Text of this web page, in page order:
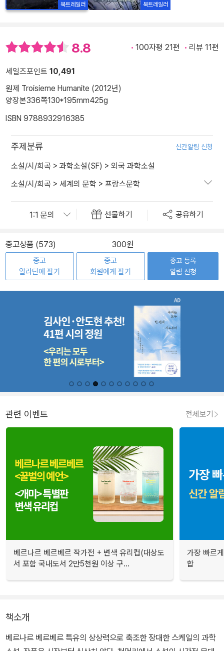
북트레일러 북트레일러
8.8 100자평 21편 리뷰 11편
세일즈포인트 10,491
원제 Troisieme Humanite (2012년)
양장본336쪽130*195mm425g
ISBN 9788932916385
주제분류 신간알림 신청
소설/시/희곡 > 과학소설(SF) > 외국 과학소설
소설/시/희곡 > 세계의 문학 > 프랑스문학
선물하기 공유하기
중고상품 (573) 300원
중고
알라딘에 팔기
중고
회원에게 팔기
중고 등록
알림 신청
관련 이벤트 전체보기
베르나르 베르베르 작가전 + 변색 유리컵(대상도
서 포함 국내도서 2만5천원 이상 구...
가장 빠르
합
책소개
베르나르 베르베르 특유의 상상력으로 축조한 장대한 스케일의 과학